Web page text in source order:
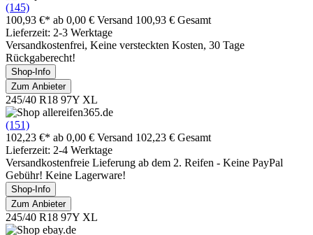
(145)
100,93 €* ab 0,00 € Versand 100,93 € Gesamt
Lieferzeit: 2-3 Werktage
Versandkostenfrei, Keine versteckten Kosten, 30 Tage
Rückgaberecht!
Shop-Info
Zum Anbieter
245/40 R18 97Y XL
(151)
102,23 €* ab 0,00 € Versand 102,23 € Gesamt
Lieferzeit: 2-4 Werktage
Versandkostenfreie Lieferung ab dem 2. Reifen - Keine PayPal
Gebühr! Keine Lagerware!
Shop-Info
Zum Anbieter
245/40 R18 97Y XL